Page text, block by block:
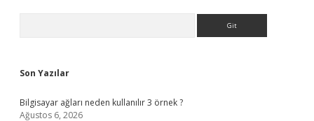
Son Yazılar
Bilgisayar ağları neden kullanılır 3 örnek ?
Ağustos 6, 2026